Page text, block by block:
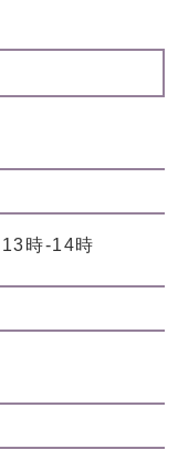
13時-14時